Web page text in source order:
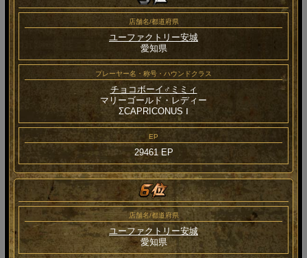
店舗名/都道府県
ユーファクトリー安城
愛知県
プレーヤー名・称号・ハウンドクラス
チョコボーイ♂ミミィ
マリーゴールド・レディー
ΣCAPRICONUS Ⅰ
EP
29461 EP
店舗名/都道府県
ユーファクトリー安城
愛知県